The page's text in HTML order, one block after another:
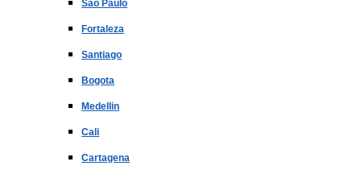
Sao Paulo
Fortaleza
Santiago
Bogota
Medellin
Cali
Cartagena